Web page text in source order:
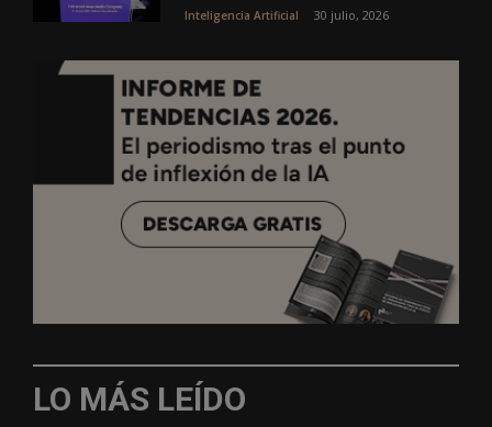
Inteligencia Artificial 30 julio, 2026
LO MÁS LEÍDO